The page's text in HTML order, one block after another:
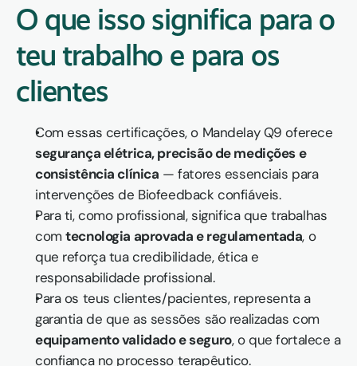
O que isso significa para o
teu trabalho e para os
clientes
segurança elétrica, precisão de medições e
consistência clínica — fatores essenciais para
intervenções de Biofeedback confiáveis.
Para ti, como profissional, significa que trabalhas
com tecnologia aprovada e regulamentada, o
que reforça tua credibilidade, ética e
responsabilidade profissional.
Para os teus clientes/pacientes, representa a
garantia de que as sessões são realizadas com
equipamento validado e seguro, o que fortalece a
confiança no processo terapêutico.